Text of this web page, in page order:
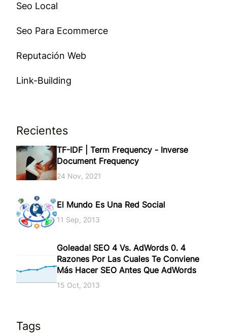
Seo Local
Seo Para Ecommerce
Reputación Web
Link-Building
Recientes
TF-IDF | Term Frequency - Inverse
Document Frequency
24 Nov, 2021
El Mundo Es Una Red Social
11 Sep, 2013
Goleada! SEO 4 Vs. AdWords 0. 4
Razones Por Las Cuales Te Conviene
Más Hacer SEO Antes Que AdWords
15 Oct, 2013
Tags